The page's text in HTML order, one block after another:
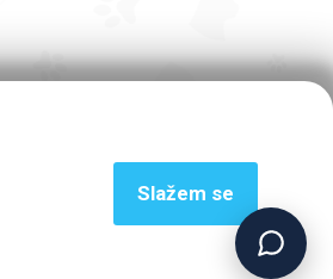
powered byExplicit
Slažem se